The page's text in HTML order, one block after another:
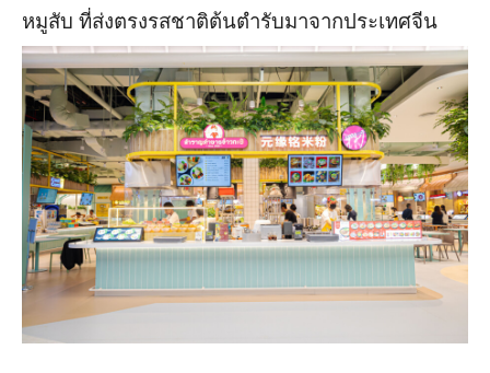
หมูสับ ที่ส่งตรงรสชาติต้นตำรับมาจากประเทศจีน